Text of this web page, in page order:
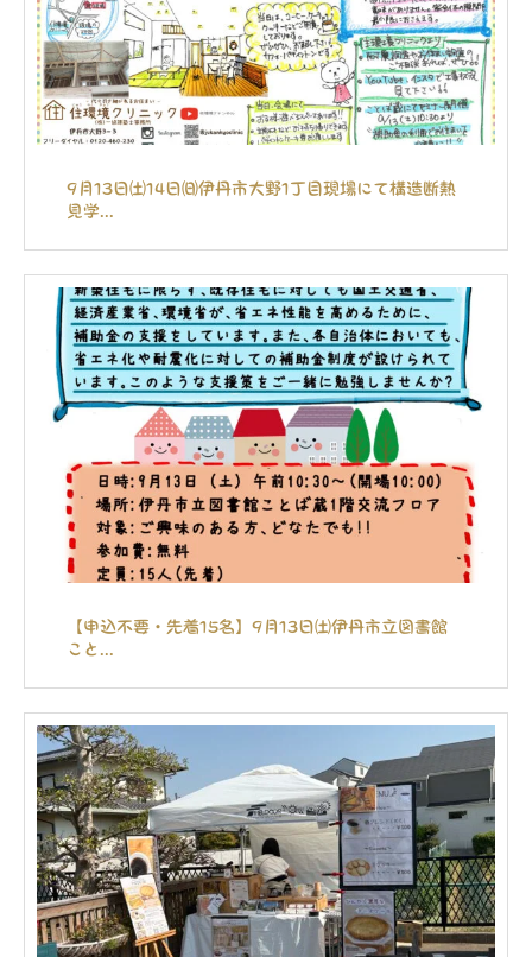
9月13日㈯14日㈰伊丹市大野1丁目現場にて構造断熱
見学...
【申込不要・先着15名】9月13日㈯伊丹市立図書館
こと...